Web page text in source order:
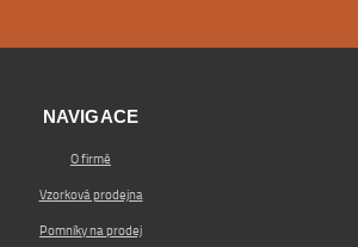
NAVIGACE
O firmě
Vzorková prodejna
Pomníky na prodej